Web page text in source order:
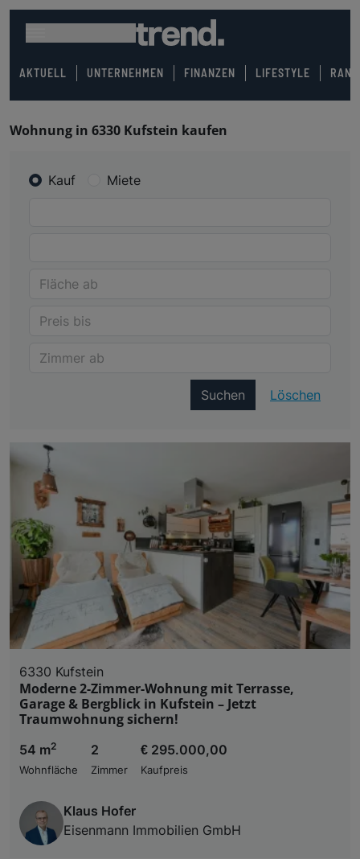
AKTUELL UNTERNEHMEN FINANZEN LIFESTYLE
Wohnung in 6330 Kufstein kaufen
Kauf Miete
Suchen Löschen
6330 Kufstein
Moderne 2-Zimmer-Wohnung mit Terrasse,
Garage & Bergblick in Kufstein – Jetzt
Traumwohnung sichern!
54 m2
Wohnfläche
2
Zimmer
€ 295.000,00
Kaufpreis
Klaus Hofer
Eisenmann Immobilien GmbH